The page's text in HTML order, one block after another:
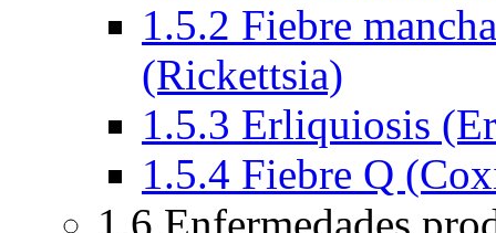
1.5.2 Fiebre
(Rickettsia)
1.5.3 Erliquiosis
1.5.4 Fiebre Q